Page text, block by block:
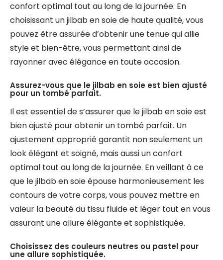
confort optimal tout au long de la journée. En
choisissant un jilbab en soie de haute qualité, vous
pouvez être assurée d’obtenir une tenue qui allie
style et bien-être, vous permettant ainsi de
rayonner avec élégance en toute occasion.
Assurez-vous que le jilbab en soie est bien ajusté
pour un tombé parfait.
Il est essentiel de s’assurer que le jilbab en soie est
bien ajusté pour obtenir un tombé parfait. Un
ajustement approprié garantit non seulement un
look élégant et soigné, mais aussi un confort
optimal tout au long de la journée. En veillant à ce
que le jilbab en soie épouse harmonieusement les
contours de votre corps, vous pouvez mettre en
valeur la beauté du tissu fluide et léger tout en vous
assurant une allure élégante et sophistiquée.
Choisissez des couleurs neutres ou pastel pour
une allure sophistiquée.